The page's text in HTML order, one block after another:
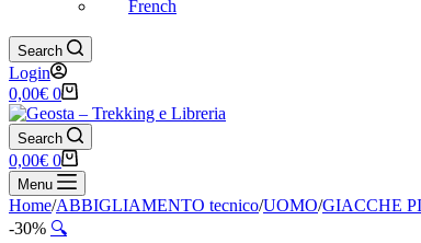
French
Search
Login
Carrello
0,00€ 0
Search
Carrello
0,00€ 0
Menu
Home/ABBIGLIAMENTO tecnico/UOMO/GIACCHE
-30% 🔍